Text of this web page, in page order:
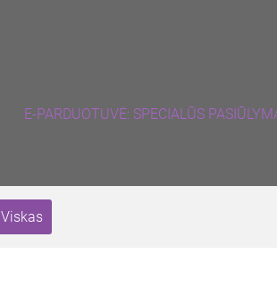
E-PARDUOTUVĖ: SPECIALŪS
Viskas